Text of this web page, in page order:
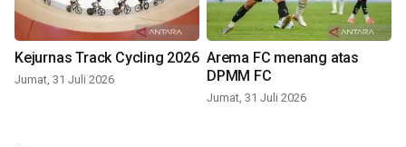
Kejurnas Track Cycling 2026
Jumat, 31 Juli 2026
Arema FC menang atas
DPMM FC
Jumat, 31 Juli 2026